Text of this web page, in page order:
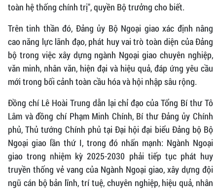
toàn hệ thống chính trị", quyền Bộ trưởng cho biết.
Trên tinh thần đó, Đảng ủy Bộ Ngoại giao xác định nâng
cao năng lực lãnh đạo, phát huy vai trò toàn diện của Đảng
bộ trong việc xây dựng ngành Ngoại giao chuyên nghiệp,
văn minh, nhân văn, hiện đại và hiệu quả, đáp ứng yêu cầu
mới trong bối cảnh toàn cầu hóa và hội nhập sâu rộng.
Đồng chí Lê Hoài Trung dẫn lại chỉ đạo của Tổng Bí thư Tô
Lâm và đồng chí Phạm Minh Chính, Bí thư Đảng ủy Chính
phủ, Thủ tướng Chính phủ tại Đại hội đại biểu Đảng bộ Bộ
Ngoại giao lần thứ I, trong đó nhấn mạnh: Ngành Ngoại
giao trong nhiệm kỳ 2025-2030 phải tiếp tục phát huy
truyền thống vẻ vang của Ngành Ngoại giao, xây dựng đội
ngũ cán bộ bản lĩnh, trí tuệ, chuyên nghiệp, hiệu quả, nhân